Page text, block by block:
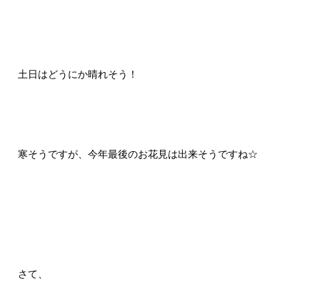
土日はどうにか晴れそう！
寒そうですが、今年最後のお花見は出来そうですね☆
さて、